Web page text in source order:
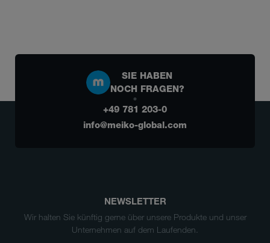
SIE HABEN
NOCH FRAGEN?
+49 781 203-0
info@meiko-global.com
NEWSLETTER
Wir halten Sie künftig gerne über unsere Produkte und unser
Unternehmen auf dem Laufenden.